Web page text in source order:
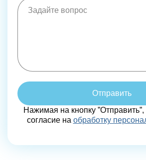
Отправить
Нажимая на кнопку
согласие на обработку